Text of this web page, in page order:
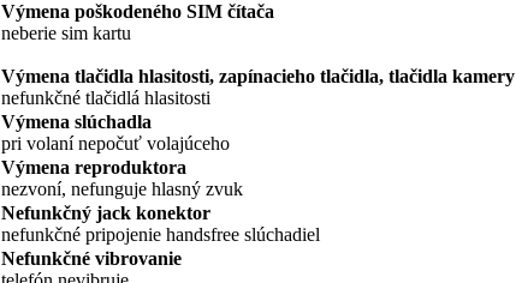
Výmena poškodeného SIM čítača
neberie sim kartu
Výmena tlačidla hlasitosti, zapínacieho tlačidla, tlačidla kamery
nefunkčné tlačidlá hlasitosti
Výmena slúchadla
pri volaní nepočuť volajúceho
Výmena reproduktora
nezvoní, nefunguje hlasný zvuk
Nefunkčný jack konektor
nefunkčné pripojenie handsfree slúchadiel
Nefunkčné vibrovanie